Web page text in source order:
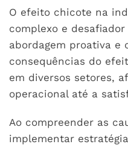
O efeito chicote na
complexo e
abordagem proativa e
consequências do
em diversos setores,
operacional até a
Ao compreender as
implementar